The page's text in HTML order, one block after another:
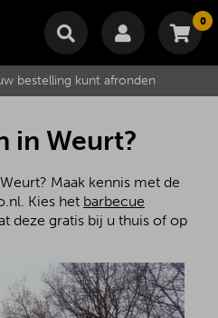
0
is momenteel leeg.
Subtotaal €
Bestellen
bestelling kunt afronden
in Weurt?
Maak kennis met de
Kies het barbecue
deze gratis bij u thuis of op